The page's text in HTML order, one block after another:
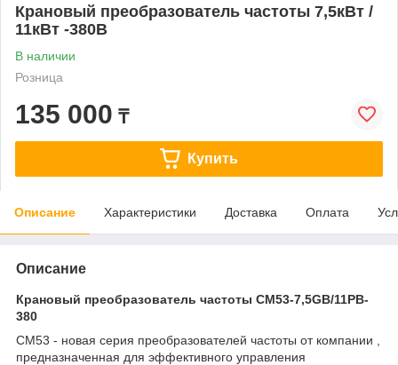
Крановый преобразователь частоты 7,5кВт /
11кВт -380В
В наличии
Розница
135 000 ₸
Купить
Описание Характеристики Доставка Оплата
Описание
Крановый преобразователь частоты CM53-7,5GB/11PB-
380
СМ53 - новая серия преобразователей частоты от компании ,
предназначенная для эффективного управления